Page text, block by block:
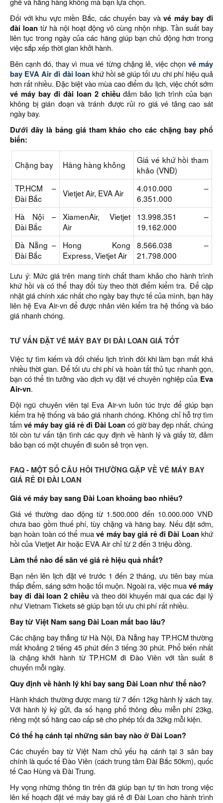
Đối với khu vực miền Bắc, các chuyến bay vàvé máy bay đi
đài loan từ hà nội hoạt động vô cùng nhộn nhịp. Tần suất bay
liên tục trong ngày của các hãng giúp bạn chủ động hơn trong
việc sắp xếp thời gian khởi hành.
Bên cạnh đó, thay vì mua vé từng chặng lẻ, việc chọn vé máy
bay EVA Air đi đài loan khứ hồi sẽ giúp tối ưu chi phí hiệu quả
hơn rất nhiều. Đặc biệt vào mùa cao điểm du lịch, việc chốt sớm
vé máy bay đi đài loan 2 chiều đảm bảo lịch trình của bạn
không bị gián đoạn và tránh được rủi ro giá vé tăng cao sát
ngày bay.
Dưới đây là bảng giá tham khảo cho các chặng bay phổ
biến:
Chặng bay Hãng hàng không
Giá vé khứ hồi tham
khảo (VNĐ)
TP.HCM –
Đài Bắc
Vietjet Air, EVA Air
4.010.000 –
6.351.000
Hà Nội –
Đài Bắc
XiamenAir, Vietjet
Air
13.998.351 –
19.162.000
Đà Nẵng –
Đài Bắc
Hong Kong
Express, Vietjet Air
8.566.038 –
21.798.000
Lưu ý: Mức giá trên mang tính chất tham khảo cho hành trình
khứ hồi và có thể thay đổi tùy theo thời điểm kiểm tra. Để cập
nhật giá chính xác nhất cho ngày bay thực tế của mình, bạn hãy
liên hệ Eva Air-vn để được nhân viên kiểm tra hệ thống và báo
giá nhanh chóng.
TƯ VẤN ĐẶT VÉ MÁY BAY ĐI ĐÀI LOAN GIÁ TỐT
Việc tự tìm kiếm và đối chiếu lịch trình đôi khi làm bạn mất khá
nhiều thời gian. Để tối ưu chi phí và hoàn tất thủ tục nhanh gọn,
bạn có thể tin tưởng vào dịch vụ đặt vé chuyên nghiệp của Eva
Air-vn.
Đội ngũ chuyên viên tại Eva Air-vn luôn túc trực để giúp bạn
kiểm tra hệ thống và báo giá nhanh chóng. Không chỉ hỗ trợ tìm
tấmvé máy bay giá rẻ đi Đài Loan có giờ bay đẹp nhất, chúng
tôi còn tư vấn tận tình các quy định về hành lý và giấy tờ, đảm
bảo bạn có một chuyến đi suôn sẻ trọn vẹn.
FAQ - MỘT SỐ CÂU HỎI THƯỜNG GẶP VỀ VÉ MÁY BAY
GIÁ RẺ ĐI ĐÀI LOAN
Giá vé máy bay sang Đài Loan khoảng bao nhiêu?
Giá vé thường dao động từ 1.500.000 đến 10.000.000 VNĐ
chưa bao gồm thuế phí, tùy chặng và hãng bay. Nếu đặt sớm,
bạn hoàn toàn có thể muavé máy bay giá rẻ đi Đài Loan khứ
hồi của Vietjet Air hoặc EVA Air chỉ từ 2 đến 3 triệu đồng.
Làm thế nào để săn vé giá rẻ hiệu quả nhất?
Bạn nên lên lịch đặt vé trước 1 đến 2 tháng, ưu tiên bay mùa
thấp điểm, sáng sớm hoặc tối muộn. Ngoài ra, việc muavé máy
bay đi đài loan 2 chiều và theo dõi khuyến mãi qua các đại lý
như Vietnam Tickets sẽ giúp bạn tối ưu chi phí rất nhiều.
Bay từ Việt Nam sang Đài Loan mất bao lâu?
Các chặng bay thẳng từ Hà Nội, Đà Nẵng hay TP.HCM thường
mất khoảng 2 tiếng 45 phút đến 3 tiếng 30 phút. Phổ biến nhất
là chặng khởi hành từ TP.HCM đi Đào Viên với tần suất 8
chuyến mỗi ngày.
Quy định về hành lý khi bay sang Đài Loan như thế nào?
Hành khách thường được mang từ 7 đến 12kg hành lý xách tay.
Với hành lý ký gửi, đa số hạng phổ thông đều miễn phí 23kg,
riêng một số hãng cao cấp sẽ cho phép tối đa 32kg mỗi kiện.
Có thể hạ cánh tại những sân bay nào ở Đài Loan?
Các chuyến bay từ Việt Nam chủ yếu hạ cánh tại 3 sân bay
chính là quốc tế Đào Viên (cách trung tâm Đài Bắc 50km), quốc
tế Cao Hùng và Đài Trung.
Hy vọng những thông tin trên đã giúp bạn tự tin hơn trong việc
lên kế hoạch đặt vé máy bay giá rẻ đi Đài Loan cho hành trình